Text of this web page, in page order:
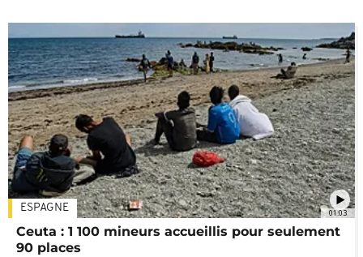
01:03
ESPAGNE
Ceuta : 1 100 mineurs accueillis pour seulement
90 places